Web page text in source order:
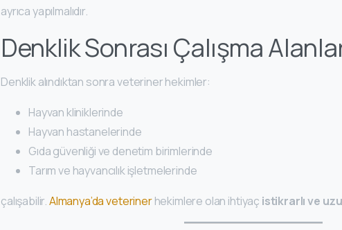
ayrıca yapılmalıdır.
Denklik Sonrası Çalışma
Denklik alındıktan sonra veteriner hekimler:
Hayvan kliniklerinde
Hayvan hastanelerinde
Gıda güvenliği ve denetim birimlerinde
Tarım ve hayvancılık işletmelerinde
çalışabilir.Almanya’da veterinerhekimlere olan ihtiyaç istikrarlı ve